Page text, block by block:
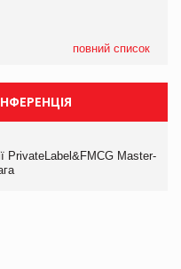
повний список
PrivateLabel&FMCG Master-